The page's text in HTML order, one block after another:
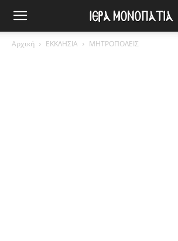
Αρχική ΕΚΚΛΗΣΙΑ ΜΗΤΡΟΠΟΛΕΙΣ